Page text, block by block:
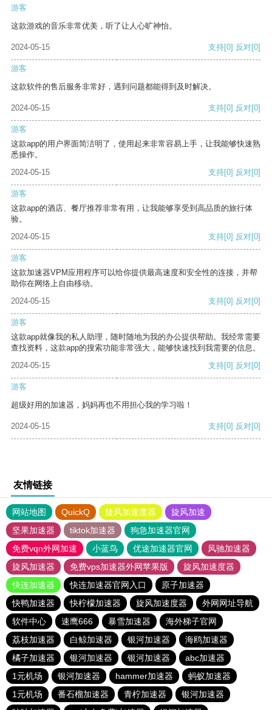
游客
这款游戏的音乐非常优美，听了让人心旷神怡。
2024-05-15 支持[0] 反对[0]
游客
这款软件的售后服务非常好，遇到问题都能得到及时解决。
2024-05-15 支持[0] 反对[0]
游客
这款app的用户界面简洁明了，使用起来非常容易上手，让我能够快速熟
悉操作。
2024-05-15
支持[0] 反对[0]
游客
这款app的酒店、餐厅推荐非常有用，让我能够享受到高品质的旅行体
验。
2024-05-15
支持[0] 反对[0]
游客
这款加速器VPM应用程序可以给你提供最高速度和安全性的连接，并帮
助你在网络上自由移动。
2024-05-15
支持[0] 反对[0]
游客
这款app就像我的私人助理，随时随地为我的办公提供帮助。我经常需要
查找资料，这款app的搜索功能非常强大，能够快速找到我需要的信息。
2024-05-15
支持[0] 反对[0]
游客
超级好用的加速器，妈妈再也不用担心我的学习啦！
2024-05-15 支持[0] 反对[0]
友情链接
网站地图 QuickQ 旋风加速度器
旋风加速
坚果加速器
tiktok加速器
狗急加速器官网
免费vqn外网加速
小蓝鸟 优途加速器官网
风驰加速器
旋风加速器
免费vps加速器外网苹果版
旋风加速度器
快连加速器
快连加速器官网入口
原子加速器
快鸭加速器
快柠檬加速器 旋风加速度器
外网网址导航
软件中心
速鹰666 暴雪加速器
海外梯子官网
荔枝加速器
白鲸加速器 银河加速器
海鸥加速器
橘子加速器
银河加速器 银河加速器
abc加速器
1元机场
银河加速器 hammer加速器
蚂蚁加速器
1元机场
番石榴加速器 青柠加速器
银河加速器